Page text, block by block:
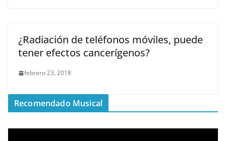
¿Radiación de teléfonos móviles, puede
tener efectos cancerígenos?
febrero 23, 2018
Recomendado Musical